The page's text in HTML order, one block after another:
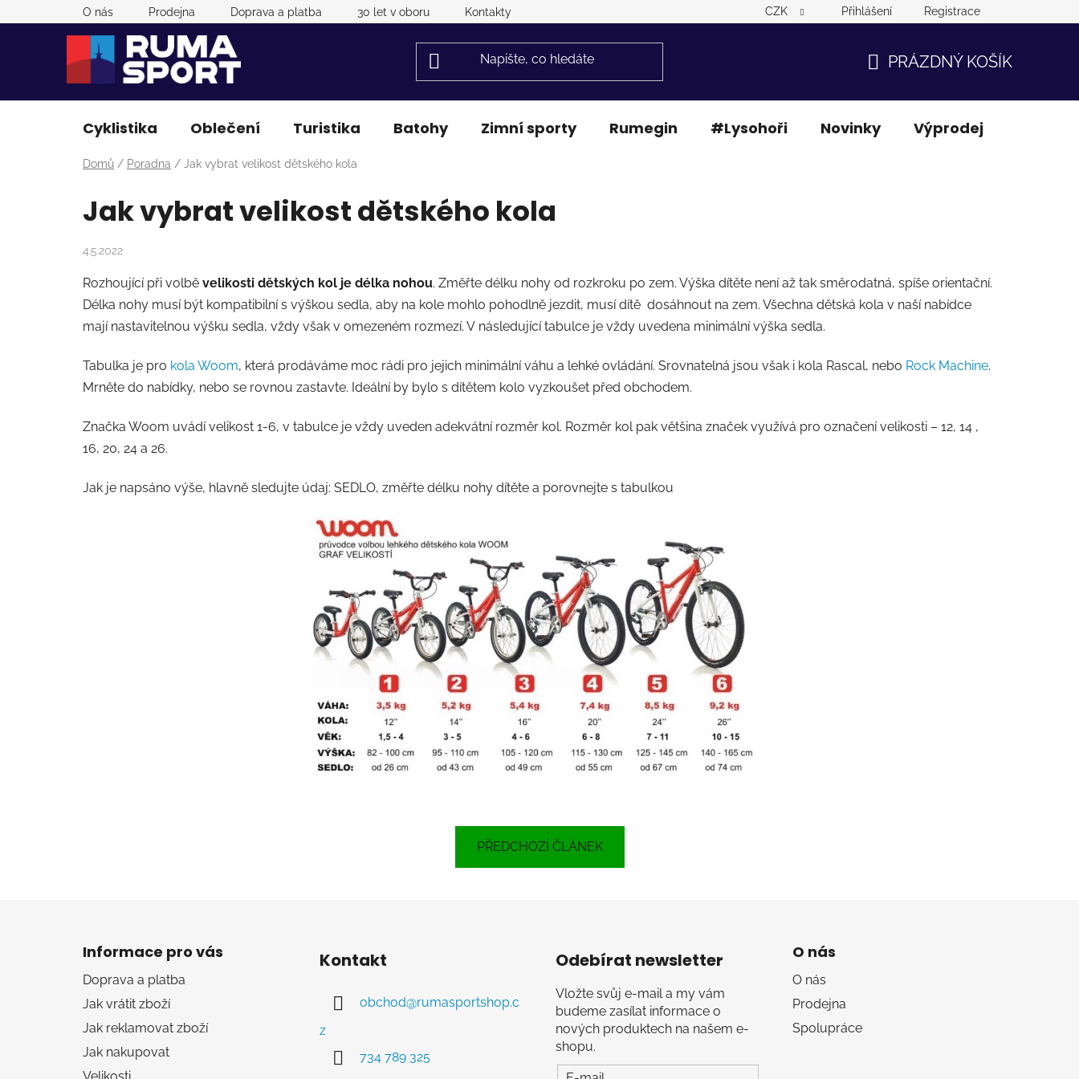
na
O nás Prodejna Doprava a platba 30 let v oboru Kontakty CZK Přihlášení Registrace
KOŠÍK
PRÁZDNÝ KOŠÍK
Cyklistika Oblečení Turistika Batohy Zimní sporty Rumegin #Lysohoři Novinky Výprodej
Domů / Poradna / Jak vybrat velikost dětského kola
Jak vybrat velikost dětského kola
4.5.2022
Rozhoující při volbě velikosti dětských kol je délka nohou. Změřte délku nohy od rozkroku po zem. Výška dítěte není až tak směrodatná, spíše orientační.
Délka nohy musí být kompatibilní s výškou sedla, aby na kole mohlo pohodlně jezdit, musí dítě dosáhnout na zem. Všechna dětská kola v naší nabídce
mají nastavitelnou výšku sedla, vždy však v omezeném rozmezí. V následující tabulce je vždy uvedena minimální výška sedla.
Tabulka je pro kola Woom, která prodáváme moc rádi pro jejich minimální váhu a lehké ovládání. Srovnatelná jsou však i kola Rascal, nebo Rock Machine.
Mrněte do nabídky, nebo se rovnou zastavte. Ideální by bylo s dítětem kolo vyzkoušet před obchodem.
Značka Woom uvádí velikost 1-6, v tabulce je vždy uveden adekvátní rozměr kol. Rozměr kol pak většina značek využívá pro označení velikosti – 12, 14 ,
16, 20, 24 a 26.
Jak je napsáno výše, hlavně sledujte údaj: SEDLO, změřte délku nohy dítěte a porovnejte s tabulkou
PŘEDCHOZÍ ČLÁNEK
Informace pro vás
Doprava a platba
Jak vrátit zboží
Jak reklamovat zboží
Jak nakupovat
Velikosti
Kontakt
obchod@rumasportshop.c
z
734 789 325
Odebírat newsletter
Vložte svůj e-mail a my vám
budeme zasílat informace o
nových produktech na našem e-
shopu.
O nás
O nás
Prodejna
Spolupráce